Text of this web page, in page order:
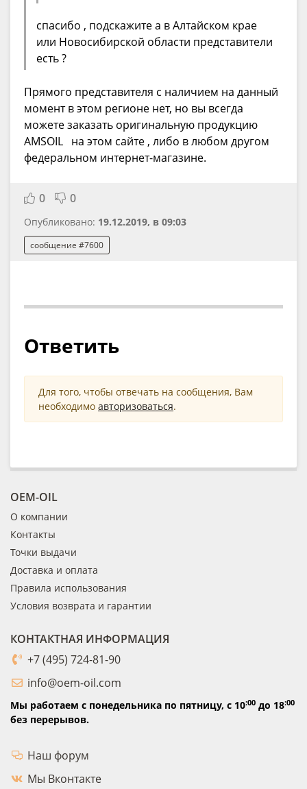
спасибо , подскажите а в Алтайском крае
или Новосибирской области представители
есть ?
Прямого представителя с наличием на данный
момент в этом регионе нет, но вы всегда
можете заказать оригинальную продукцию
AMSOIL на этом сайте , либо в любом другом
федеральном интернет-магазине.
0 0
Опубликовано: 19.12.2019, в 09:03
сообщение #7600
Ответить
Для того, чтобы отвечать на сообщения, Вам
необходимо авторизоваться.
OEM-OIL
О компании
Контакты
Точки выдачи
Доставка и оплата
Правила использования
Условия возврата и гарантии
КОНТАКТНАЯ ИНФОРМАЦИЯ
+7 (495) 724-81-90
info@oem-oil.com
Мы работаем с понедельника по пятницу, с 10:00 до 18:00
без перерывов.
Наш форум
Мы Вконтакте